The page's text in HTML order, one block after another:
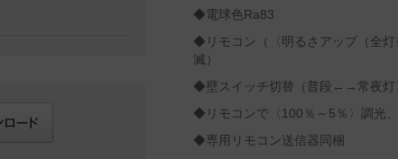
◆電球色Ra83
◆リモコン（〈明るさアップ（全灯
滅）
◆壁スイッチ切替（普段←→常夜灯
◆リモコンで〈100％～5％〉調光
◆専用リモコン送信器同梱